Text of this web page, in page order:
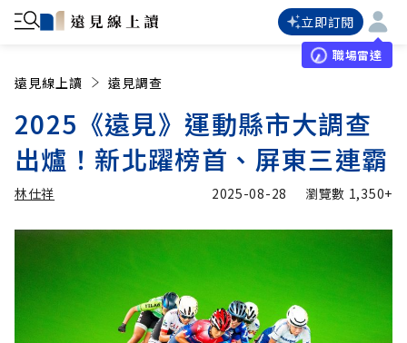
立即訂閱
職場雷達
遠見線上讀 遠見調查
2025《遠見》運動縣市大調查
出爐！新北躍榜首、屏東三連霸
林仕祥 2025-08-28 瀏覽數 1,350+